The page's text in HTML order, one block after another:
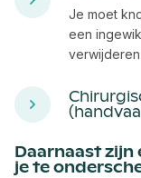
Je moet
een
Daarnaast zijn
je te